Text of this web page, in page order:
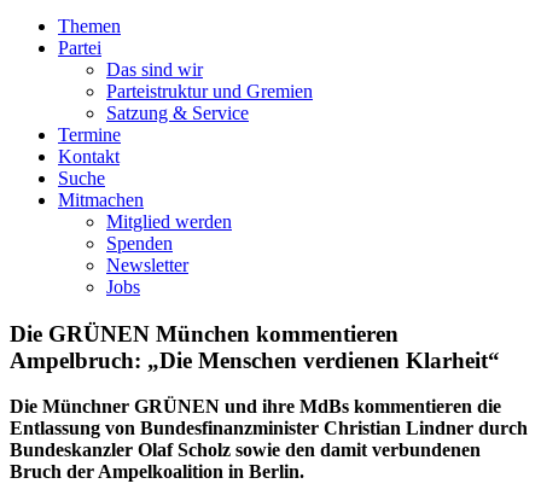
Themen
Partei
Das sind wir
Parteistruktur und Gremien
Satzung & Service
Termine
Kontakt
Suche
Mitmachen
Mitglied werden
Spenden
Newsletter
Jobs
Die GRÜNEN München kommentieren
Ampelbruch: „Die Menschen verdienen Klarheit“
Die Münchner GRÜNEN und ihre MdBs kommentieren die
Entlassung von Bundesfinanzminister Christian Lindner durch
Bundeskanzler Olaf Scholz sowie den damit verbundenen
Bruch der Ampelkoalition in Berlin.